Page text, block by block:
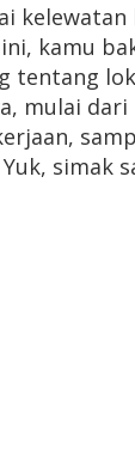
kamu
tentang
mulai dari
simak